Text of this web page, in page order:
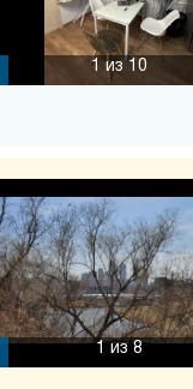
1 из 10
1 из 8